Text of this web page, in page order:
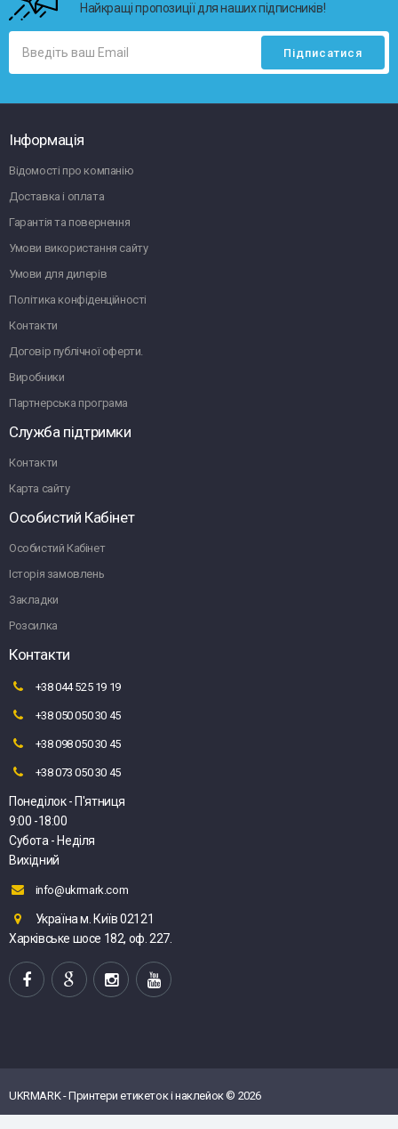
Найкращі пропозиції для наших підписників!
Інформація
Відомості про компанію
Доставка і оплата
Гарантія та повернення
Умови використання сайту
Умови для дилерів
Політика конфіденційності
Контакти
Договір публічної оферти.
Виробники
Партнерська програма
Служба підтримки
Контакти
Карта сайту
Особистий Кабінет
Особистий Кабінет
Історія замовлень
Закладки
Розсилка
Контакти
+38 044 525 19 19
+38 050 050 30 45
+38 098 050 30 45
+38 073 050 30 45
Понеділок - П'ятниця
9:00 -18:00
Субота - Неділя
Вихідний
info@ukrmark.com
Україна м. Київ 02121
Харківське шосе 182, оф. 227.
UKRMARK - Принтери етикеток і наклейок © 2026